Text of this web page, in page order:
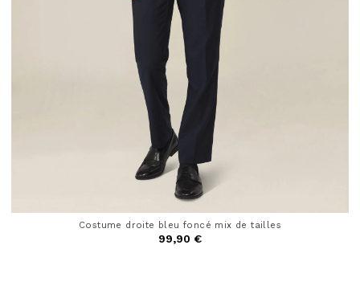
Costume droite bleu foncé mix de tailles
99,90 €